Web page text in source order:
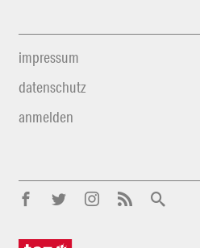
impressum
datenschutz
anmelden